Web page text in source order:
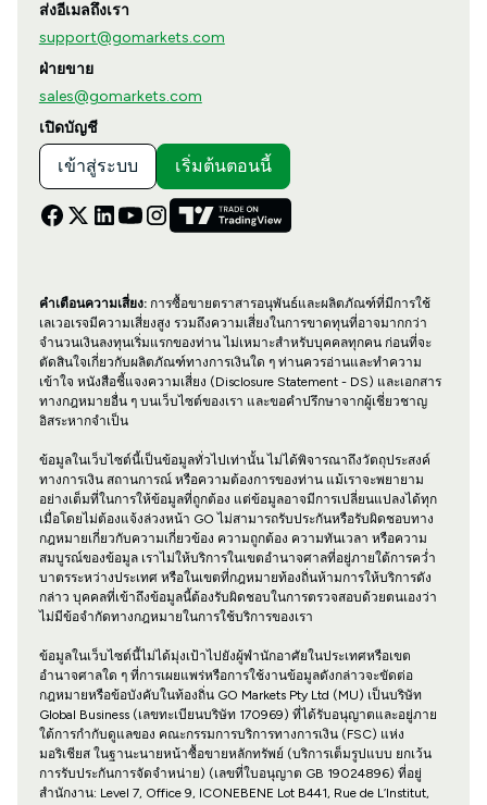
ส่งอีเมลถึงเรา
support@gomarkets.com
ฝ่ายขาย
sales@gomarkets.com
เปิดบัญชี
เข้าสู่ระบบ เริ่มต้นตอนนี้
คำเตือนความเสี่ยง:การซื้อขายตราสารอนุพันธ์และผลิตภัณฑ์ที่มีการใช้
เลเวอเรจมีความเสี่ยงสูง รวมถึงความเสี่ยงในการขาดทุนที่อาจมากกว่า
จำนวนเงินลงทุนเริ่มแรกของท่าน ไม่เหมาะสำหรับบุคคลทุกคน ก่อนที่จะ
ตัดสินใจเกี่ยวกับผลิตภัณฑ์ทางการเงินใด ๆ ท่านควรอ่านและทำความ
เข้าใจ หนังสือชี้แจงความเสี่ยง (Disclosure Statement - DS) และเอกสาร
ทางกฎหมายอื่น ๆ บนเว็บไซต์ของเรา และขอคำปรึกษาจากผู้เชี่ยวชาญ
อิสระหากจำเป็น
ข้อมูลในเว็บไซต์นี้เป็นข้อมูลทั่วไปเท่านั้น ไม่ได้พิจารณาถึงวัตถุประสงค์
ทางการเงิน สถานการณ์ หรือความต้องการของท่าน แม้เราจะพยายาม
อย่างเต็มที่ในการให้ข้อมูลที่ถูกต้อง แต่ข้อมูลอาจมีการเปลี่ยนแปลงได้ทุก
เมื่อโดยไม่ต้องแจ้งล่วงหน้า GO ไม่สามารถรับประกันหรือรับผิดชอบทาง
กฎหมายเกี่ยวกับความเกี่ยวข้อง ความถูกต้อง ความทันเวลา หรือความ
สมบูรณ์ของข้อมูล เราไม่ให้บริการในเขตอำนาจศาลที่อยู่ภายใต้การคว่ำ
บาตรระหว่างประเทศ หรือในเขตที่กฎหมายท้องถิ่นห้ามการให้บริการดัง
กล่าว บุคคลที่เข้าถึงข้อมูลนี้ต้องรับผิดชอบในการตรวจสอบด้วยตนเองว่า
ไม่มีข้อจำกัดทางกฎหมายในการใช้บริการของเรา
ข้อมูลในเว็บไซต์นี้ไม่ได้มุ่งเป้าไปยังผู้พำนักอาศัยในประเทศหรือเขต
อำนาจศาลใด ๆ ที่การเผยแพร่หรือการใช้งานข้อมูลดังกล่าวจะขัดต่อ
กฎหมายหรือข้อบังคับในท้องถิ่น GO Markets Pty Ltd (MU) เป็นบริษัท
Global Business (เลขทะเบียนบริษัท 170969) ที่ได้รับอนุญาตและอยู่ภาย
ใต้การกำกับดูแลของ คณะกรรมการบริการทางการเงิน (FSC) แห่ง
มอริเชียส ในฐานะนายหน้าซื้อขายหลักทรัพย์ (บริการเต็มรูปแบบ ยกเว้น
การรับประกันการจัดจำหน่าย) (เลขที่ใบอนุญาต GB 19024896) ที่อยู่
สำนักงาน: Level 7, Office 9, ICONEBENE Lot B441, Rue de L’Institut,